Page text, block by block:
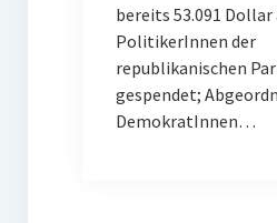
bereits 53.091 Dollar
PolitikerInnen der
republikanischen
gespendet;
DemokratInnen…